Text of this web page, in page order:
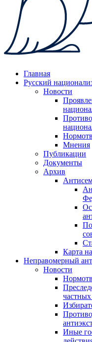
Главная
Русский
Новости
Мнения
Публикации
Документы
Архив
Карта
Неправомерный
Новости
Иные